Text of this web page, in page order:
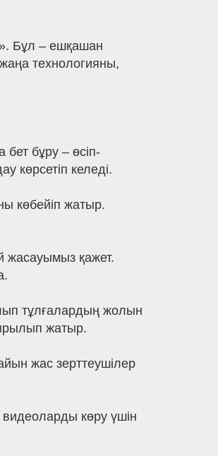
Бұл – ешқашан
технологияны,
бұру – өсіп-
көрсетіп келеді.
көбейіп жатыр.
жасауымыз қажет.
тұлғалардың жолын
жатыр.
жас зерттеушілер
көру үшін